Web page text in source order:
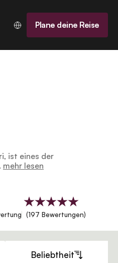
Plane deine Reise
ist eines der
mehr lesen
(197 Bewertungen)
Beliebtheit